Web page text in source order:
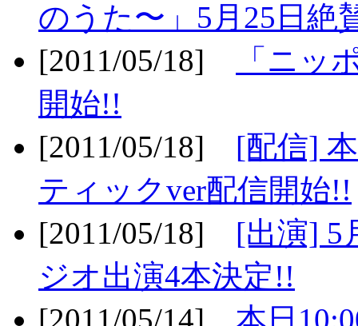
のうた〜」5月25日絶
[2011/05/18]
「ニッ
開始!!
[2011/05/18] [配信]
ティックver配信開始!!
[2011/05/18] [出演] 5
ジオ出演4本決定!!
[2011/05/14] 本日